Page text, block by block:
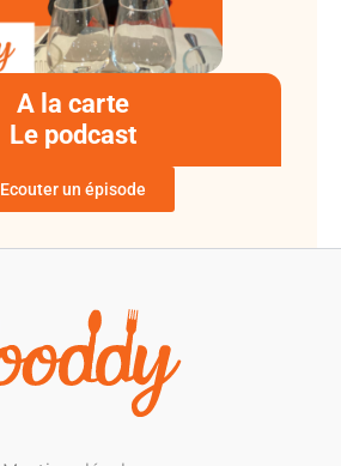
A la carte
Le podcast
Ecouter un épisode